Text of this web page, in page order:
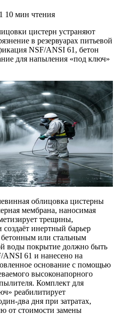
10 мин чтения
цистерн устраняют
в резервуарах питьевой
NSF/ANSI 61, бетон
для напыления «под ключ»
облицовка цистерны
мембрана, наносимая
трещины,
создаёт инертный барьер
или стальным
воды покрытие должно быть
61 и нанесено на
основание с помощью
высоконапорного
Комплект для
реабилитирует
два дня при затратах,
от стоимости замены